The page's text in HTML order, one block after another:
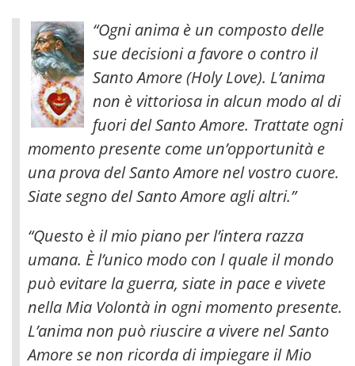
“Ogni anima è un composto delle
sue decisioni a favore o contro il
Santo Amore (Holy Love). L’anima
non è vittoriosa in alcun modo al di
fuori del Santo Amore. Trattate ogni
momento presente come un’opportunità e
una prova del Santo Amore nel vostro cuore.
Siate segno del Santo Amore agli altri.”
“Questo è il mio piano per l’intera razza
umana. È l’unico modo con l quale il mondo
può evitare la guerra, siate in pace e vivete
nella Mia Volontà in ogni momento presente.
L’anima non può riuscire a vivere nel Santo
Amore se non ricorda di impiegare il Mio